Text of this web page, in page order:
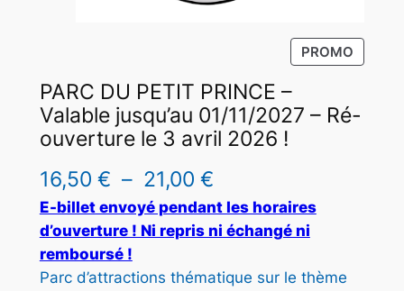
PROMO
R
PARC DU PETIT PRINCE –
Valable jusqu’au 01/11/2027 – Ré-
ouverture le 3 avril 2026 !
16,50 € – 21,00 €P
l
a
g
E-billet envoyé pendant les horaires
d’ouverture ! Ni repris ni échangé ni
remboursé !
Parc d’attractions thématique sur le thème